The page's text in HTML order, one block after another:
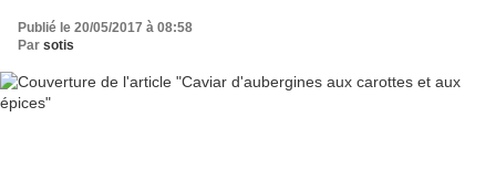
Publié le 20/05/2017 à 08:58
Par sotis